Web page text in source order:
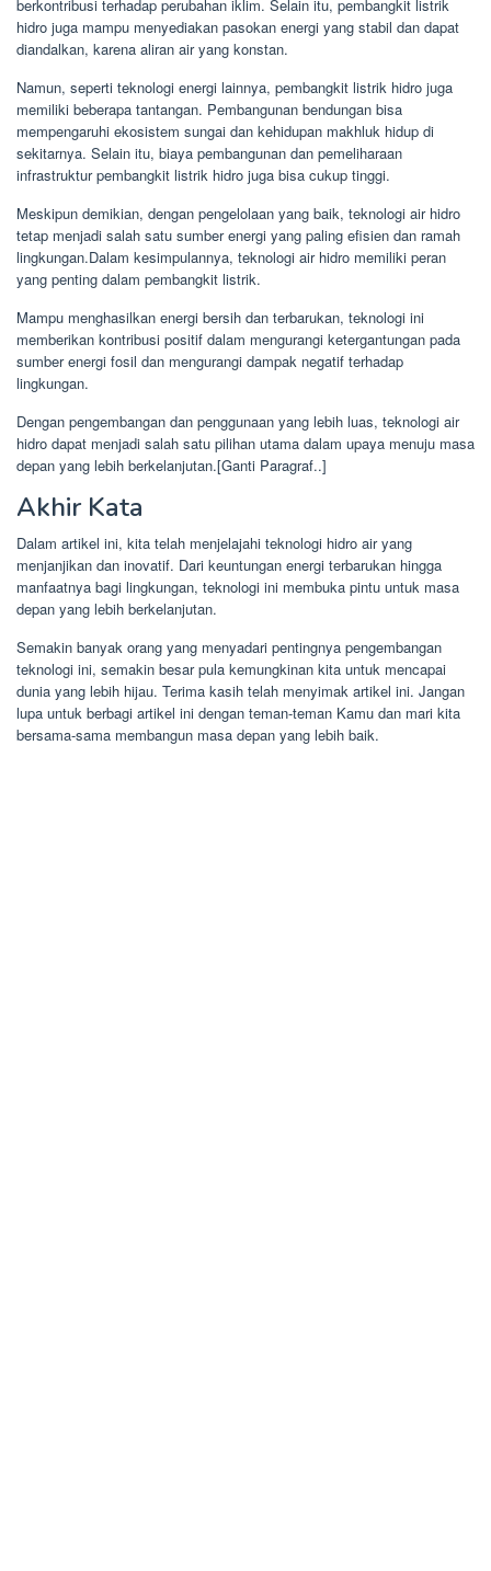
berkontribusi terhadap perubahan iklim. Selain itu, pembangkit listrik
hidro juga mampu menyediakan pasokan energi yang stabil dan dapat
diandalkan, karena aliran air yang konstan.
Namun, seperti teknologi energi lainnya, pembangkit listrik hidro juga
memiliki beberapa tantangan. Pembangunan bendungan bisa
mempengaruhi ekosistem sungai dan kehidupan makhluk hidup di
sekitarnya. Selain itu, biaya pembangunan dan pemeliharaan
infrastruktur pembangkit listrik hidro juga bisa cukup tinggi.
Meskipun demikian, dengan pengelolaan yang baik, teknologi air hidro
tetap menjadi salah satu sumber energi yang paling efisien dan ramah
lingkungan.Dalam kesimpulannya, teknologi air hidro memiliki peran
yang penting dalam pembangkit listrik.
Mampu menghasilkan energi bersih dan terbarukan, teknologi ini
memberikan kontribusi positif dalam mengurangi ketergantungan pada
sumber energi fosil dan mengurangi dampak negatif terhadap
lingkungan.
Dengan pengembangan dan penggunaan yang lebih luas, teknologi air
hidro dapat menjadi salah satu pilihan utama dalam upaya menuju masa
depan yang lebih berkelanjutan.[Ganti Paragraf..]
Akhir Kata
Dalam artikel ini, kita telah menjelajahi teknologi hidro air yang
menjanjikan dan inovatif. Dari keuntungan energi terbarukan hingga
manfaatnya bagi lingkungan, teknologi ini membuka pintu untuk masa
depan yang lebih berkelanjutan.
Semakin banyak orang yang menyadari pentingnya pengembangan
teknologi ini, semakin besar pula kemungkinan kita untuk mencapai
dunia yang lebih hijau. Terima kasih telah menyimak artikel ini. Jangan
lupa untuk berbagi artikel ini dengan teman-teman Kamu dan mari kita
bersama-sama membangun masa depan yang lebih baik.